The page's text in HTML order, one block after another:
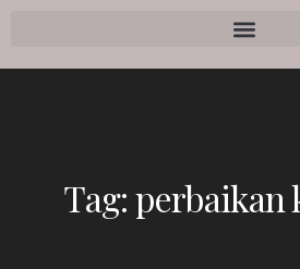
Tag:perbaikan